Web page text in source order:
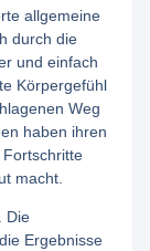
allgemeine
durch die
und einfach
Körpergefühl
Weg
haben ihren
macht.
Die
Ergebnisse